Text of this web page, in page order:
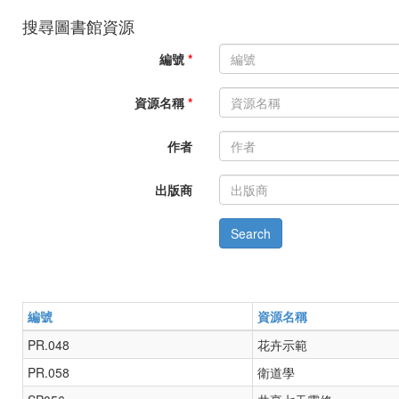
搜尋圖書館資源
編號 *
資源名稱 *
作者
出版商
編號
資源名稱
PR.048
花卉示範
PR.058
衛道學